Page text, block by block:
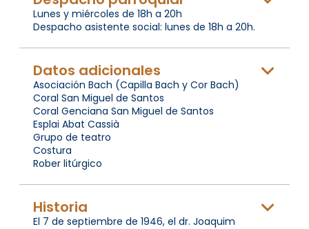
Lunes y miércoles de 18h a 20h
Despacho asistente social: lunes de 18h a 20h.
Datos adicionales
Asociación Bach (Capilla Bach y Cor Bach)
Coral San Miguel de Santos
Coral Genciana San Miguel de Santos
Esplai Abat Cassià
Grupo de teatro
Costura
Rober litúrgico
Historia
El 7 de septiembre de 1946, el dr. Joaquim